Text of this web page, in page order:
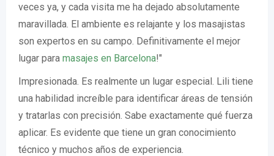
veces ya, y cada visita me ha dejado absolutamente
maravillada. El ambiente es relajante y los masajistas
son expertos en su campo. Definitivamente el mejor
lugar para masajes en Barcelona!"
Impresionada. Es realmente un lugar especial. Lili tiene
una habilidad increíble para identificar áreas de tensión
y tratarlas con precisión. Sabe exactamente qué fuerza
aplicar. Es evidente que tiene un gran conocimiento
técnico y muchos años de experiencia.